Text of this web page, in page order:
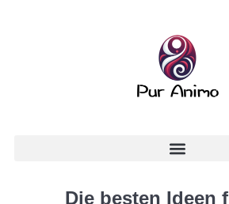
Die besten Ideen